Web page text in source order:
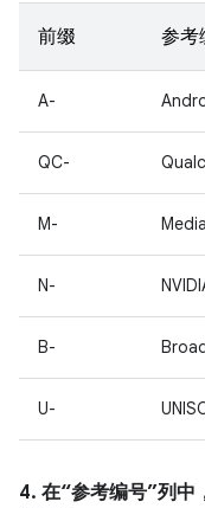
前缀 参考
A-
QC-
M-
N-
B-
U-
4. 在“参考编号”列